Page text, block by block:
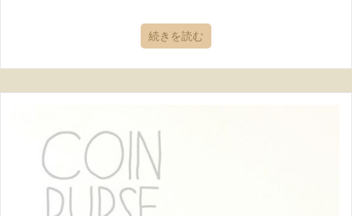
続きを読む